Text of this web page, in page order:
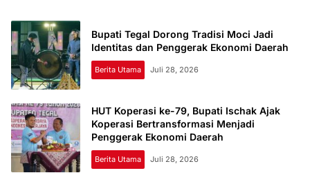
Bupati Tegal Dorong Tradisi Moci Jadi
Identitas dan Penggerak Ekonomi Daerah
Berita Utama Juli 28, 2026
HUT Koperasi ke-79, Bupati Ischak Ajak
Koperasi Bertransformasi Menjadi
Penggerak Ekonomi Daerah
Berita Utama Juli 28, 2026